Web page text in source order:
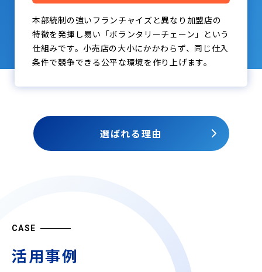
本部統制の強いフランチャイズと異なり加盟店の
特徴を発揮し易い「ボランタリーチェーン」という
仕組みです。小売店の大小にかかわらず、同じ仕入
条件で競争できる公平な環境を作り上げます。
選ばれる理由
CASE
活用事例